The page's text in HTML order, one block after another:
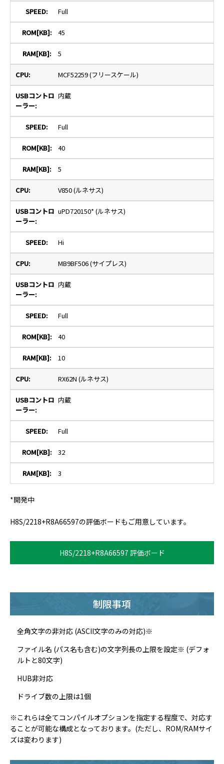
Full
45
5
MCF52259 (フリースケール)
内蔵
Full
40
5
V850 (ルネサス)
uPD720150* (ルネサス)
Hi
MB9BF506 (サイプレス)
内蔵
Full
40
10
RX62N (ルネサス)
内蔵
Full
32
3
*開発中
H8S/2218+R8A66597の評価ボードもご用意しています。
H8S/2218+R8A66597 評価ボード
制限事項
全角文字の非対応 (ASCII文字のみの対応)※
ファイル名 (パス名も含む)の文字列長の上限を設定※ (デフォ
ルトと80文字)
HUB非対応
ドライブ数の上限は1個
※これらは全てコンパイルオプションを指定する程度で、対応す
ることが可能な構成となっております。(ただし、ROM/RAMサイ
ズは変わります)